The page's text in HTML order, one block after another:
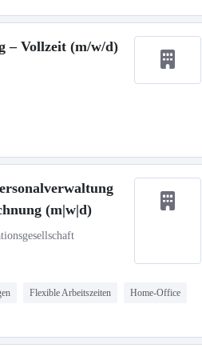
– Vollzeit (m/w/d)
(m|w|d)
Flexible Arbeitszeiten Home-Office